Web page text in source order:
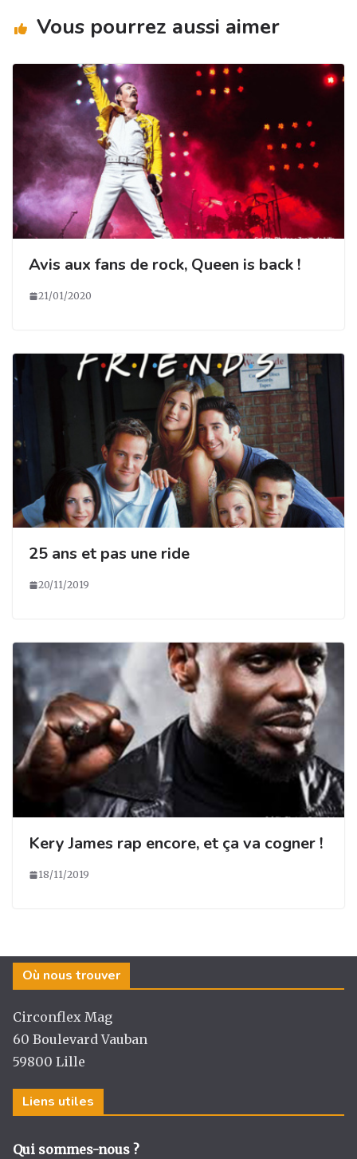
k
Vous pourrez aussi aimer
Avis aux fans de rock, Queen is back !
21/01/2020
25 ans et pas une ride
20/11/2019
Kery James rap encore, et ça va cogner !
18/11/2019
Où nous trouver
Circonflex Mag
60 Boulevard Vauban
59800 Lille
Liens utiles
Qui sommes-nous ?